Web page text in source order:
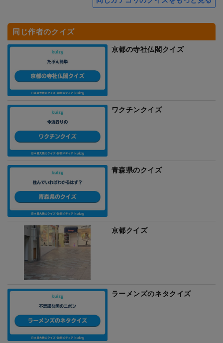
同じ作者のクイズ
京都の寺社仏閣クイズ
ワクチンクイズ
青森県のクイズ
京都クイズ
ラーメンズのネタクイズ